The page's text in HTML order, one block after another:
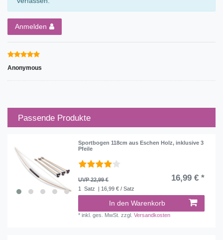
Anmelden
Anonymous
Passende Produkte
Sportbogen 118cm aus Eschen Holz, inklusive 3
Pfeile
UVP 22,99 € 16,99 € *
1 Satz | 16,99 € / Satz
In den Warenkorb
*inkl. ges. MwSt. zzgl.Versandkosten